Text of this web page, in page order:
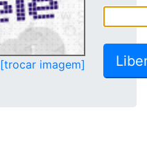
[trocar imagem]